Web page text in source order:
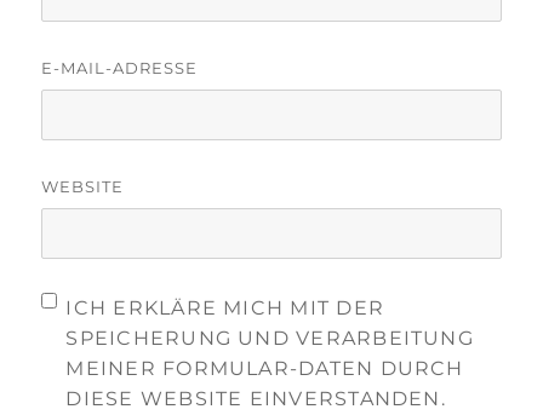
E-MAIL-ADRESSE
WEBSITE
ICH ERKLÄRE MICH MIT DER
SPEICHERUNG UND VERARBEITUNG
MEINER FORMULAR-DATEN DURCH
DIESE WEBSITE EINVERSTANDEN.